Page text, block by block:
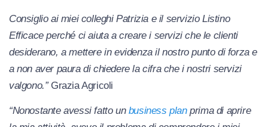
Consiglio ai miei colleghi Patrizia e il servizio Listino
Efficace perché ci aiuta a creare i servizi che le clienti
desiderano, a mettere in evidenza il nostro punto di forza e
a non aver paura di chiedere la cifra che i nostri servizi
valgono.” Grazia Agricoli
“Nonostante avessi fatto un business planprima di aprire